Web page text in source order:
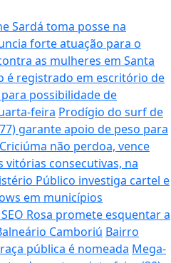
Sardá toma posse na
forte atuação para o
as mulheres em Santa
é registrado em escritório de
possibilidade de
feira Prodígio do surf de
garante apoio de peso para
não perdoa, vence
vitórias consecutivas, na
Público investiga cartel e
em municípios
Rosa promete esquentar a
Camboriú Bairro
pública é nomeada Mega-